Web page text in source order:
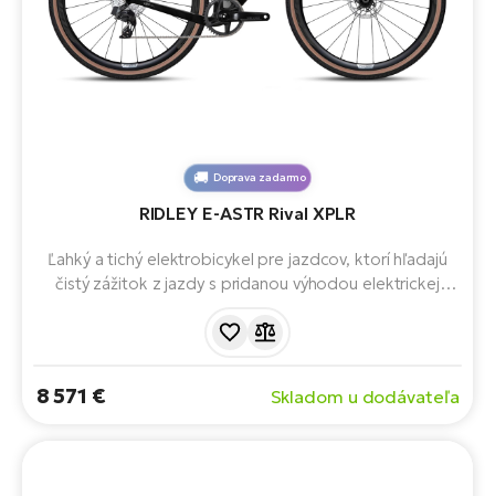
Doprava zadarmo
RIDLEY E-ASTR Rival XPLR
Ľahký a tichý elektrobicykel pre jazdcov, ktorí hľadajú
čistý zážitok z jazdy s pridanou výhodou elektrickej
SRAM, 290 Wh batéria a voliteľný 160 Wh Range
8 571 € Skladom u dodávateľa